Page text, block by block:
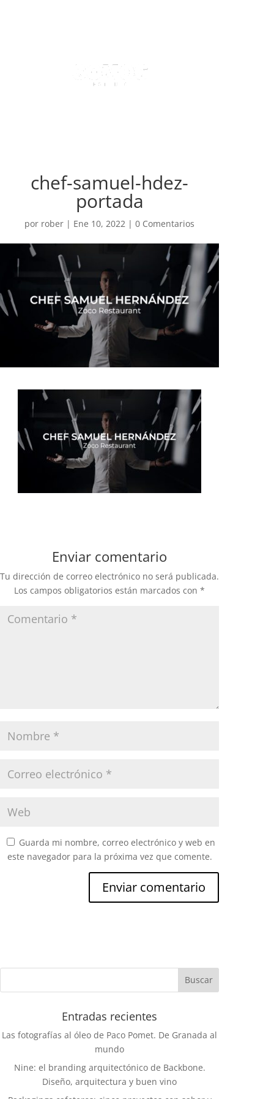
chef-samuel-hdez-
portada
por rober | Ene 10, 2022 |0 Comentarios
Enviar comentario
Tu dirección de correo electrónico no será publicada.
Los campos obligatorios están marcados con*
Guarda mi nombre, correo electrónico y web en
este navegador para la próxima vez que comente.
Entradas recientes
Las fotografías al óleo de Paco Pomet. De Granada al
mundo
Nine: el branding arquitectónico de Backbone.
Diseño, arquitectura y buen vino